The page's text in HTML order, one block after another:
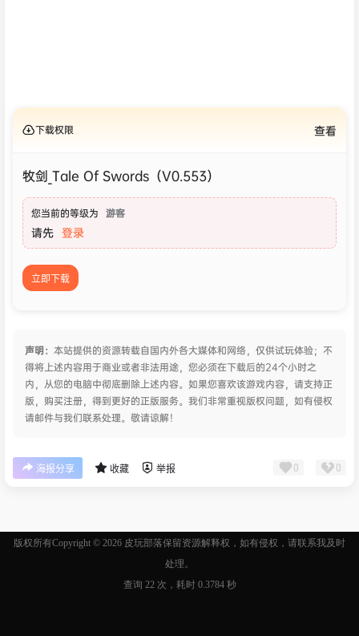
下载权限 查看
牧剑_Tale Of Swords（V0.553）
您当前的等级为 游客
请先 登录
立即下载
声明： 本站提供的资源转载自国内外各大媒体和网络，仅供试玩体验；不
得将上述内容用于商业或者非法用途，您必须在下载后的24个小时之
内，从您的电脑中彻底删除上述内容。如果您喜欢该游戏内容，请支持正
版，购买注册，得到更好的正版服务。我们非常重视版权问题，如有侵权
请邮件与我们联系处理。敬请谅解！
海报分享 收藏 举报 0 0
版权所有Copyright © 2026 皮玩部落保留资源解释权，如有侵权，请联系我及时
处理。
查询 22 次，耗时 0.3784 秒